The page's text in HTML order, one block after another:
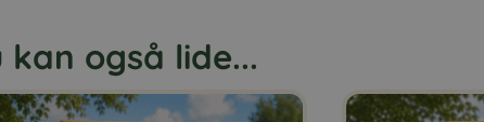
kan også lide...